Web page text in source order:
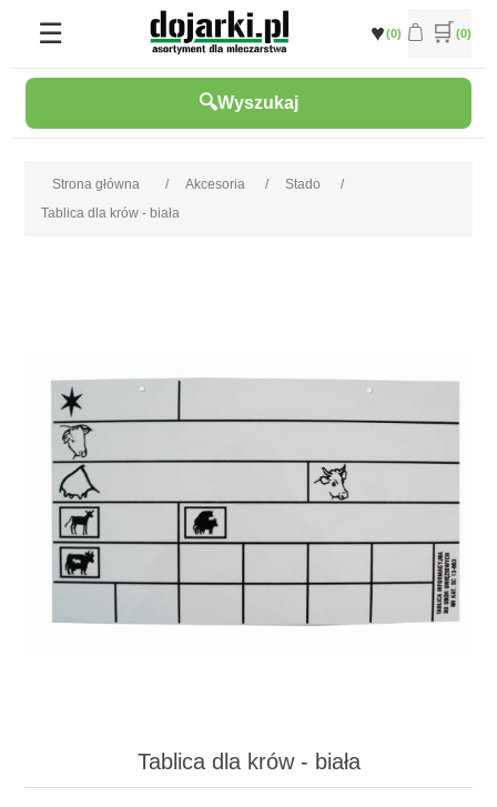
(0) (0)
Wyszukaj
Strona główna / Akcesoria / Stado
/
Tablica dla krów - biała
Tablica dla krów - biała